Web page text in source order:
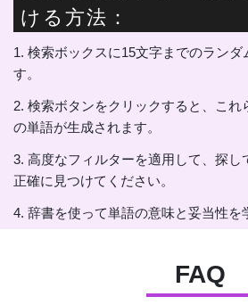
ける方法：
1. 検索ボックスに15文字までのランダ
す。
2. 検索ボタンをクリックすると、これ
の単語が生成されます。
3. 高度なフィルターを適用して、探し
正確に見つけてください。
4. 辞書を使って単語の意味と妥当性を
FAQ